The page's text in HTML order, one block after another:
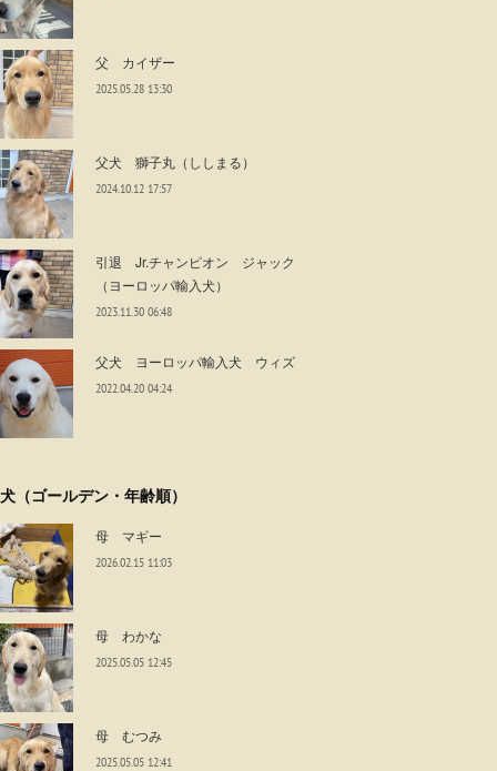
父 カイザー
2025.05.28 13:30
父犬 獅子丸（ししまる）
2024.10.12 17:57
引退 Jr.チャンピオン ジャック
（ヨーロッパ輸入犬）
2023.11.30 06:48
父犬 ヨーロッパ輸入犬 ウィズ
2022.04.20 04:24
（ゴールデン・年齢順）
母 マギー
2026.02.15 11:03
母 わかな
2025.05.05 12:45
母 むつみ
2025.05.05 12:41